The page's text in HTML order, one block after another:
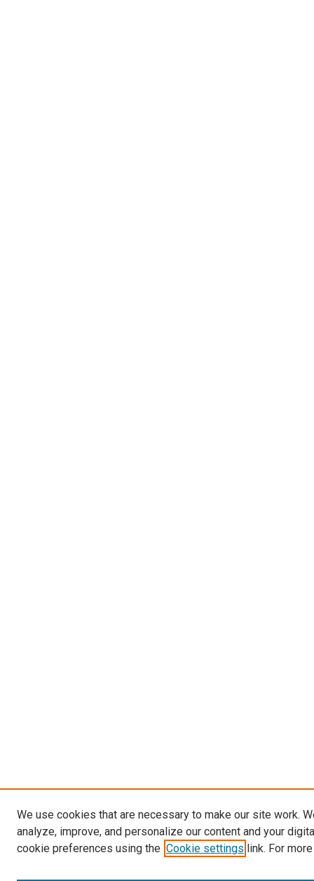
We use cookies that are necessary to make our site work.
analyze, improve, and personalize our content and your
cookie preferences using the Cookie settings link. For